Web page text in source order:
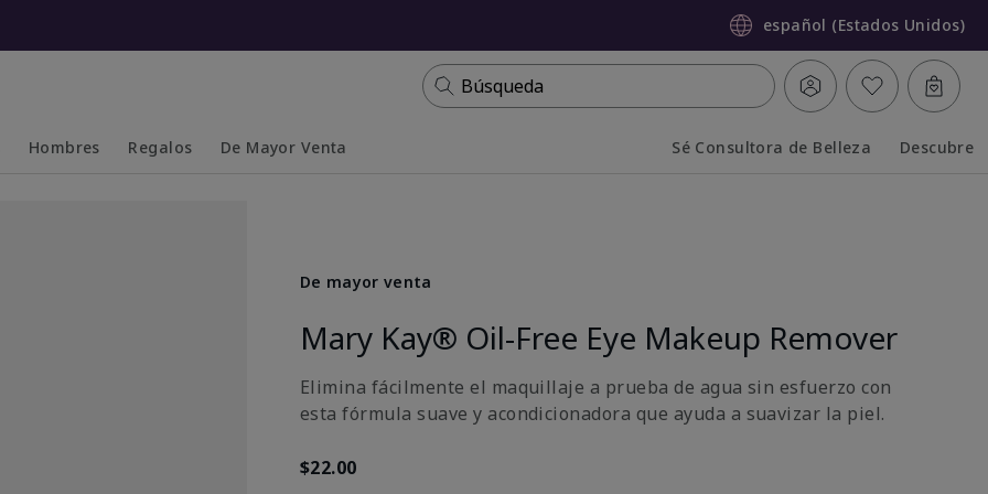
español (Estados Unidos)
Búsqueda
Hombres Regalos De Mayor Venta Sé Consultora de Belleza Descubre
De mayor venta
Mary Kay® Oil-Free Eye Makeup Remover
Elimina fácilmente el maquillaje a prueba de agua sin esfuerzo con
esta fórmula suave y acondicionadora que ayuda a suavizar la piel.
$22.00